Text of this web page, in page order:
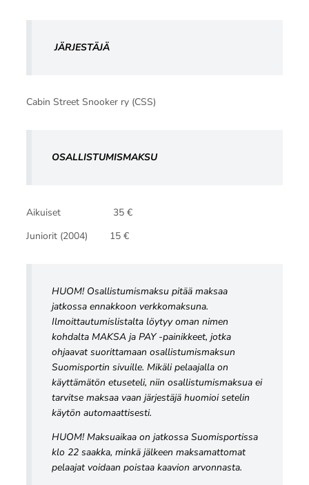
JÄRJESTÄJÄ
Cabin Street Snooker ry (CSS)
OSALLISTUMISMAKSU
Aikuiset 35 €
Juniorit (2004) 15 €
HUOM! Osallistumismaksu pitää maksaa
jatkossa ennakkoon verkkomaksuna.
Ilmoittautumislistalta löytyy oman nimen
kohdalta MAKSA ja PAY -painikkeet, jotka
ohjaavat suorittamaan osallistumismaksun
Suomisportin sivuille. Mikäli pelaajalla on
käyttämätön etuseteli, niin osallistumismaksua ei
tarvitse maksaa vaan järjestäjä huomioi setelin
käytön automaattisesti.
HUOM! Maksuaikaa on jatkossa Suomisportissa
klo 22 saakka, minkä jälkeen maksamattomat
pelaajat voidaan poistaa kaavion arvonnasta.